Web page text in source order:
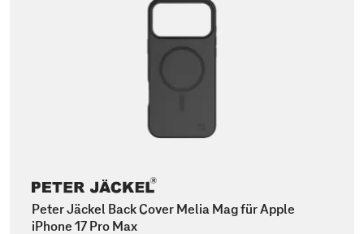
Peter Jäckel Back Cover Melia Mag für Apple
iPhone 17 Pro Max